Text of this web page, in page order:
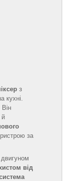
з
кухні.
Він
й
за
від